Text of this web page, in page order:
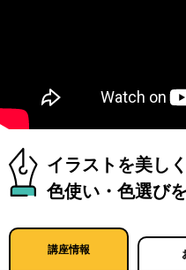
イラストを美し
色使い・色選び
講座情報